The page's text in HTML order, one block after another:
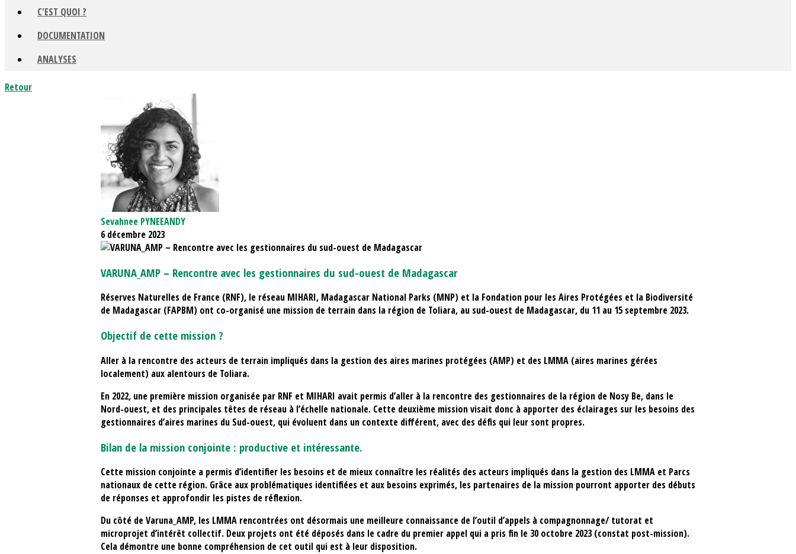
C'EST QUOI ?
DOCUMENTATION
ANALYSES
Retour
Sevahnee PYNEEANDY
6 décembre 2023
VARUNA_AMP – Rencontre avec les gestionnaires du sud-ouest de Madagascar
Réserves Naturelles de France (RNF), le réseau MIHARI, Madagascar National Parks (MNP) et la Fondation pour les Aires Protégées et la Biodiversité
de Madagascar (FAPBM) ont co-organisé une mission de terrain dans la région de Toliara, au sud-ouest de Madagascar, du 11 au 15 septembre 2023.
Objectif de cette mission ?
Aller à la rencontre des acteurs de terrain impliqués dans la gestion des aires marines protégées (AMP) et des LMMA (aires marines gérées
localement) aux alentours de Toliara.
En 2022, une première mission organisée par RNF et MIHARI avait permis d’aller à la rencontre des gestionnaires de la région de Nosy Be, dans le
Nord-ouest, et des principales têtes de réseau à l’échelle nationale. Cette deuxième mission visait donc à apporter des éclairages sur les besoins des
gestionnaires d’aires marines du Sud-ouest, qui évoluent dans un contexte différent, avec des défis qui leur sont propres.
Bilan de la mission conjointe : productive et intéressante.
Cette mission conjointe a permis d’identifier les besoins et de mieux connaître les réalités des acteurs impliqués dans la gestion des LMMA et Parcs
nationaux de cette région. Grâce aux problématiques identifiées et aux besoins exprimés, les partenaires de la mission pourront apporter des débuts
de réponses et approfondir les pistes de réflexion.
Du côté de Varuna_AMP, les LMMA rencontrées ont désormais une meilleure connaissance de l’outil d’appels à compagnonnage/ tutorat et
microprojet d’intérêt collectif. Deux projets ont été déposés dans le cadre du premier appel qui a pris fin le 30 octobre 2023 (constat post-mission).
Cela démontre une bonne compréhension de cet outil qui est à leur disposition.